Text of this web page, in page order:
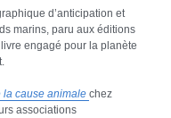
d’anticipation et
marins, paru aux éditions
engagé pour la planète
cause animale chez
associations